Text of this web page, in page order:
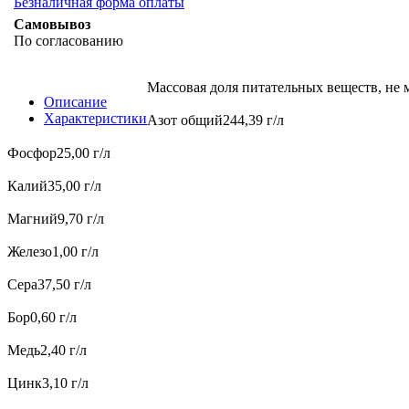
Самовывоз
По согласованию
Описание
Характеристики
Массовая доля питательных веществ, не
Азот общий244,39 г/л
Фосфор25,00 г/л
Калий35,00 г/л
Магний9,70 г/л
Железо1,00 г/л
Сера37,50 г/л
Бор0,60 г/л
Медь2,40 г/л
Цинк3,10 г/л